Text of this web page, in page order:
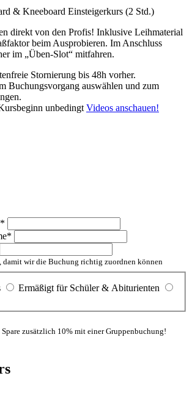
& Kneeboard Einsteigerkurs (2 Std.)
direkt von den Profis! Inklusive Leihmaterial
beim Ausprobieren. Im Anschluss
im „Üben-Slot“ mitfahren.
Stornierung bis 48h vorher.
Buchungsvorgang auswählen und zum
unbedingtVideos anschauen!
*
*
damit wir die Buchung richtig zuordnen können
Ermäßigt für Schüler & Abiturienten
Spare zusätzlich 10% mit einer Gruppenbuchung!